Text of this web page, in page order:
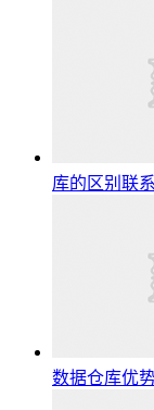
库的区别联
数据仓库优